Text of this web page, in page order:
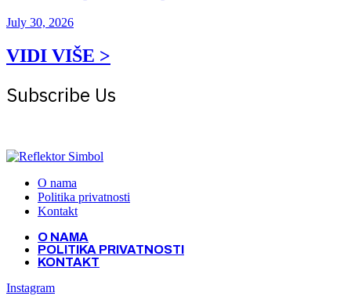
July 30, 2026
VIDI VIŠE >
Subscribe Us
O nama
Politika privatnosti
Kontakt
O NAMA
POLITIKA PRIVATNOSTI
KONTAKT
Instagram